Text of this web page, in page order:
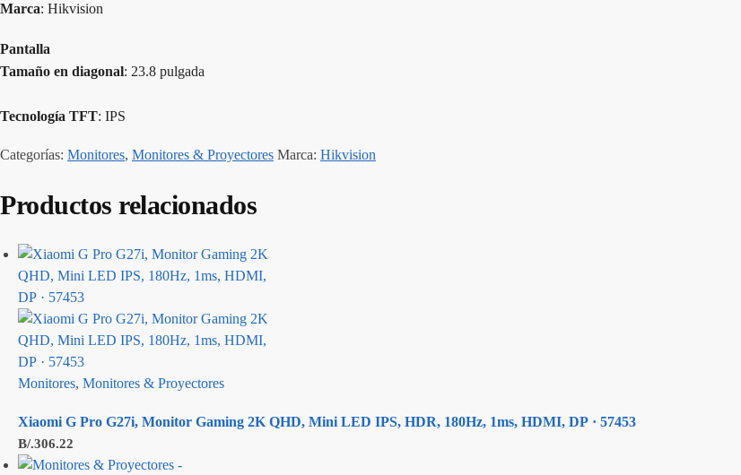
Marca: Hikvision
Pantalla
Tamaño en diagonal: 23.8 pulgada
Tecnología TFT: IPS
Categorías: Monitores, Monitores & Proyectores Marca: Hikvision
Productos relacionados
Monitores, Monitores & Proyectores
Xiaomi G Pro G27i, Monitor Gaming 2K QHD, Mini LED IPS, HDR, 180Hz, 1ms, HDMI, DP · 57453
B/.306.22